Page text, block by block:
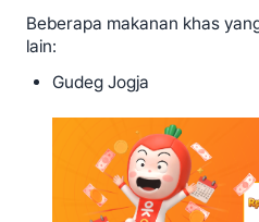
Beberapa makanan khas
lain:
Gudeg Jogja